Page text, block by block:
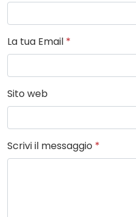
La tua Email *
Sito web
Scrivi il messaggio *